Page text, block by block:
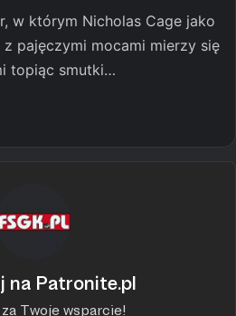
w którym Nicholas Cage jako
pajęczymi mocami mierzy się
topiąc smutki…